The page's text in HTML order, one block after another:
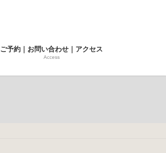
ご予約｜お問い合わせ｜アクセス
Access